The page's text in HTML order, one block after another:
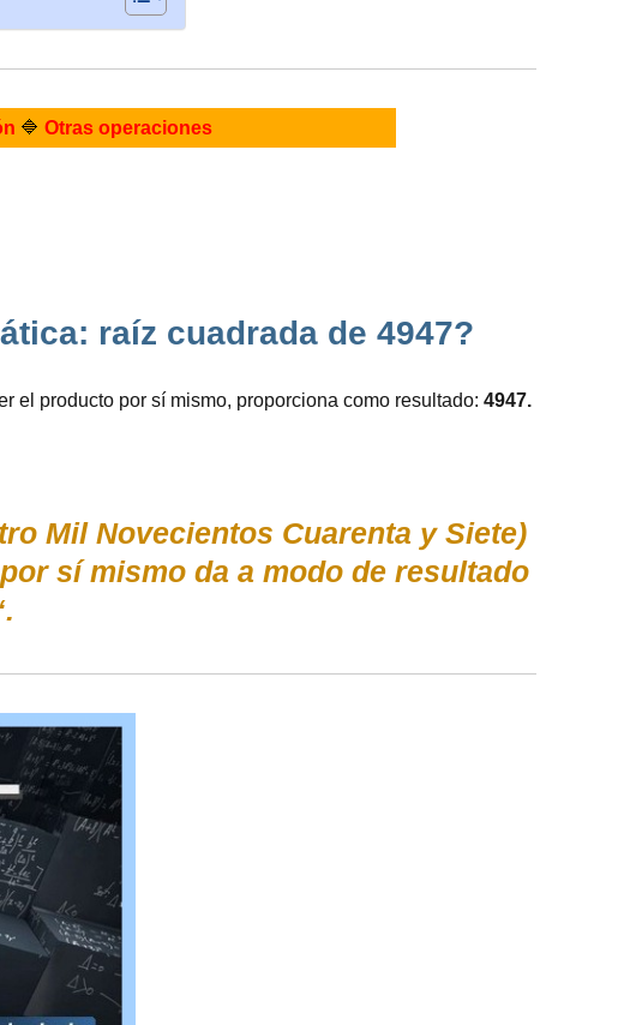
🔷 Otras operaciones
raíz cuadrada de 4947?
el producto por sí mismo, proporciona como resultado: 4947.
Mil Novecientos Cuarenta y Siete)
sí mismo da a modo de resultado